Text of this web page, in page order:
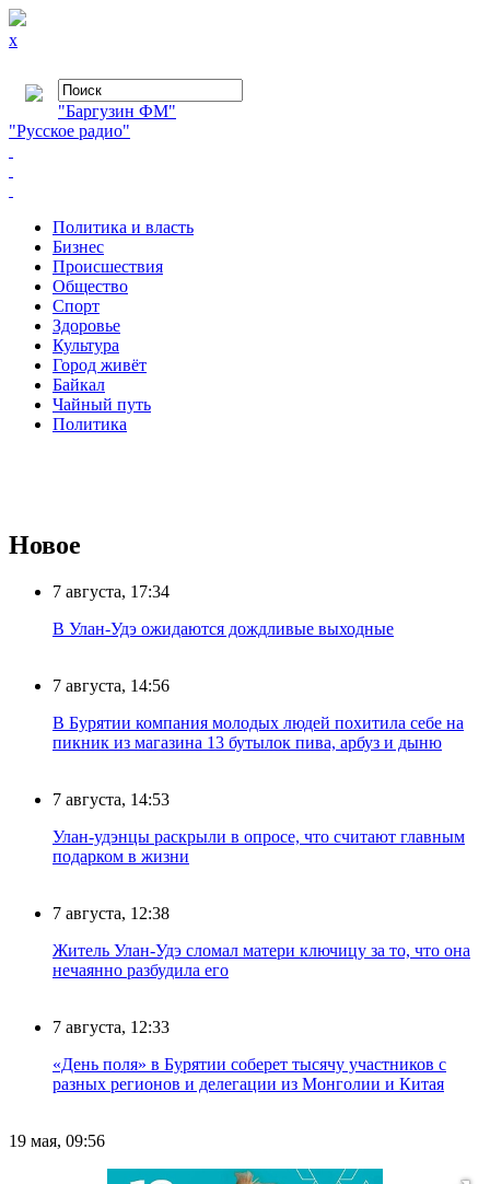
x
"Баргузин ФМ"
"Русское радио"
Политика и власть
Бизнес
Происшествия
Общество
Cпорт
Здоровье
Культура
Город живёт
Байкал
Чайный путь
Политика
Новое
7 августа, 17:34
В Улан-Удэ ожидаются дождливые выходные
7 августа, 14:56
В Бурятии компания молодых людей похитила себе на
пикник из магазина 13 бутылок пива, арбуз и дыню
7 августа, 14:53
Улан-удэнцы раскрыли в опросе, что считают главным
подарком в жизни
7 августа, 12:38
Житель Улан-Удэ сломал матери ключицу за то, что она
нечаянно разбудила его
7 августа, 12:33
«День поля» в Бурятии соберет тысячу участников с
разных регионов и делегации из Монголии и Китая
19 мая, 09:56